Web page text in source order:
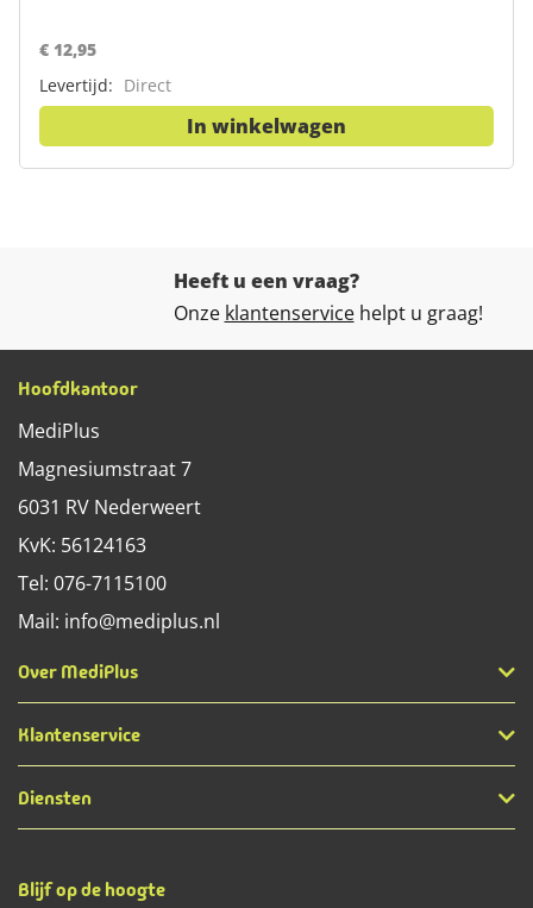
€ 12,95
Levertijd: Direct
In winkelwagen
Heeft u een vraag?
Onze klantenservicehelpt u graag!
Hoofdkantoor
MediPlus
Magnesiumstraat 7
6031 RV Nederweert
KvK: 56124163
Tel: 076-7115100
Mail: info@mediplus.nl
Over MediPlus
Klantenservice
Diensten
Blijf op de hoogte